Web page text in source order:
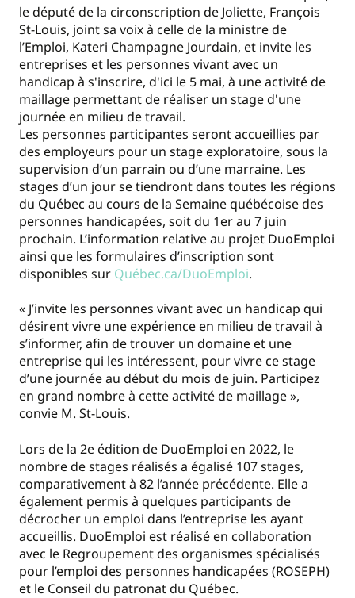
le député de la circonscription de Joliette, François
St-Louis, joint sa voix à celle de la ministre de
l’Emploi, Kateri Champagne Jourdain, et invite les
entreprises et les personnes vivant avec un
handicap à s'inscrire, d'ici le 5 mai, à une activité de
maillage permettant de réaliser un stage d'une
journée en milieu de travail.
Les personnes participantes seront accueillies par
des employeurs pour un stage exploratoire, sous la
supervision d’un parrain ou d’une marraine. Les
stages d’un jour se tiendront dans toutes les régions
du Québec au cours de la Semaine québécoise des
personnes handicapées, soit du 1er au 7 juin
prochain. L’information relative au projet DuoEmploi
ainsi que les formulaires d’inscription sont
disponibles sur Québec.ca/DuoEmploi.
« J’invite les personnes vivant avec un handicap qui
désirent vivre une expérience en milieu de travail à
s’informer, afin de trouver un domaine et une
entreprise qui les intéressent, pour vivre ce stage
d’une journée au début du mois de juin. Participez
en grand nombre à cette activité de maillage »,
convie M. St-Louis.
Lors de la 2e édition de DuoEmploi en 2022, le
nombre de stages réalisés a égalisé 107 stages,
comparativement à 82 l’année précédente. Elle a
également permis à quelques participants de
décrocher un emploi dans l’entreprise les ayant
accueillis. DuoEmploi est réalisé en collaboration
avec le Regroupement des organismes spécialisés
pour l’emploi des personnes handicapées (ROSEPH)
et le Conseil du patronat du Québec.